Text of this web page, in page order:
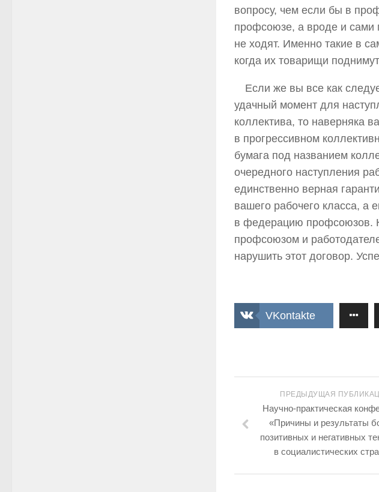
вопросу, чем если бы в
профсоюзе, а вроде и сами
не ходят. Именно такие в
когда их товарищи
Если же вы все как
удачный момент для
коллектива, то наверняка
в прогрессивном
бумага под названием
очередного наступления
единственно верная
вашего рабочего класса, а
в федерацию профсоюзов.
профсоюзом и
нарушить этот договор.
С.П.Турушев,
VKontakte
ПРЕДЫДУЩАЯ
Научно-практическая
«Причины и результаты
позитивных и негативных
в социалистических